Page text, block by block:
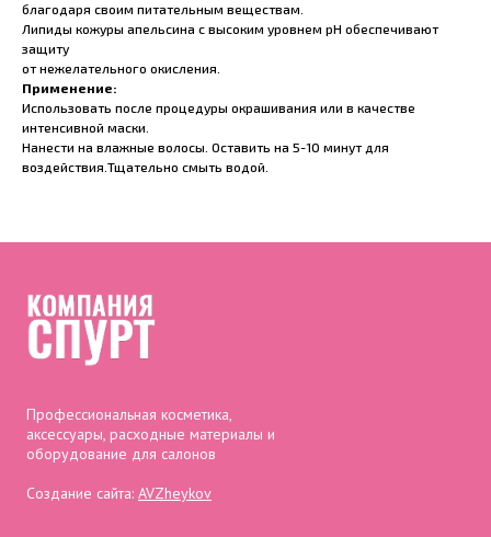
благодаря своим питательным веществам.
Липиды кожуры апельсина с высоким уровнем pH обеспечивают
защиту
от нежелательного окисления.
Применение:
Использовать после процедуры окрашивания или в качестве
интенсивной маски.
Нанести на влажные волосы. Оставить на 5-10 минут для
воздействия.Тщательно смыть водой.
Профессиональная косметика,
аксессуары, расходные материалы и
оборудование для салонов
Создание сайта: AVZheykov